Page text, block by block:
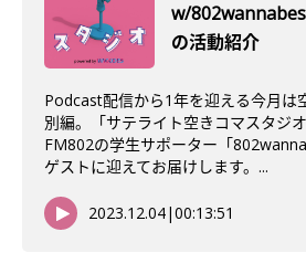
w/
の活動紹介
Podcast配信から1年を迎える今月は
別編。「サテライト空きコマスタジ
FM802の学生サポーター「
ゲストに迎えてお届けします。...
2023.12.04|00:13:51